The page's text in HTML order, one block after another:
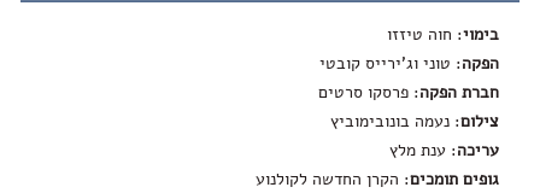
בימוי: חוה טיזזו
הפקה: טוני וג'ירייס קובטי
חברת הפקה: פרסקו סרטים
צילום: נעמה בונובימוביץ
עריכה: ענת מלץ
גופים תומכים: הקרן החדשה לקולנוע